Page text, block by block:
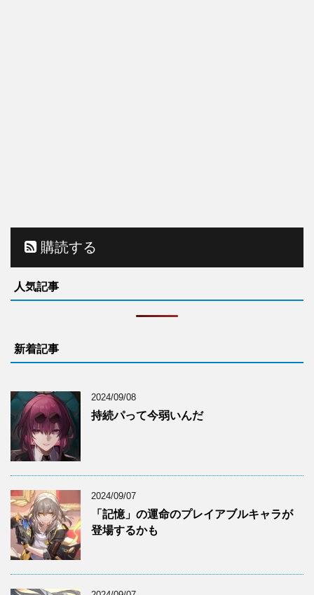
購読する
人気記事
新着記事
2024/09/08
持続パって今弱いんだ
2024/09/07
「記憶」の運命のプレイアブルキャラが
登場するかも